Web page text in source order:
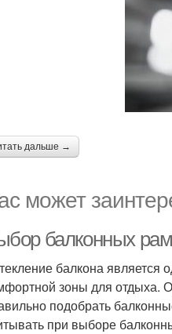
дальше →
может
балконных
балкона
зоны для отдыха.
подобрать
при выборе